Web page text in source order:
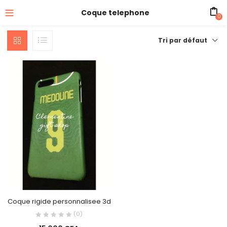
Coque telephone 0
Tri par défaut
Coque rigide personnalisee 3d
(0)